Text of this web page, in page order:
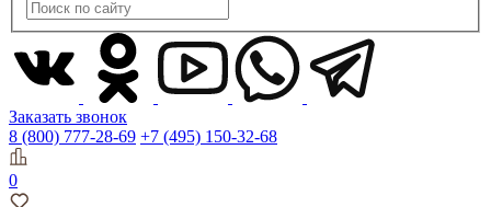
Заказать звонок
8 (800) 777-28-69 +7 (495) 150-32-68
0